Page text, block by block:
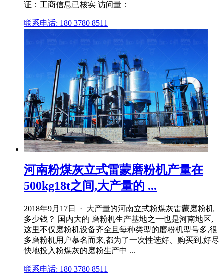
证：工商信息已核实 访问量：
联系电话: 180 3780 8511
河南粉煤灰立式雷蒙磨粉机产量在
500kg18t之间,大产量的 ...
2018年9月17日 · 大产量的河南立式粉煤灰雷蒙磨粉机
多少钱？ 国内大的 磨粉机生产基地之一也是河南地区,
这里不仅磨粉机设备齐全且每种类型的磨粉机型号多,很
多磨粉机用户慕名而来,都为了一次性选好、购买到,好尽
快地投入粉煤灰的磨粉生产中 ...
联系电话: 180 3780 8511